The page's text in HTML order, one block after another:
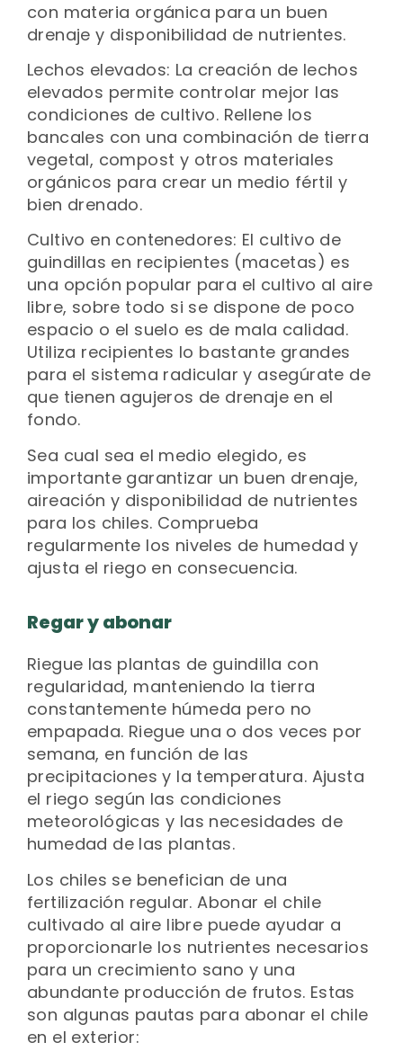
con materia orgánica para un buen
drenaje y disponibilidad de nutrientes.
Lechos elevados: La creación de lechos
elevados permite controlar mejor las
condiciones de cultivo. Rellene los
bancales con una combinación de tierra
vegetal, compost y otros materiales
orgánicos para crear un medio fértil y
bien drenado.
Cultivo en contenedores: El cultivo de
guindillas en recipientes (macetas) es
una opción popular para el cultivo al aire
libre, sobre todo si se dispone de poco
espacio o el suelo es de mala calidad.
Utiliza recipientes lo bastante grandes
para el sistema radicular y asegúrate de
que tienen agujeros de drenaje en el
fondo.
Sea cual sea el medio elegido, es
importante garantizar un buen drenaje,
aireación y disponibilidad de nutrientes
para los chiles. Comprueba
regularmente los niveles de humedad y
ajusta el riego en consecuencia.
Regar y abonar
Riegue las plantas de guindilla con
regularidad, manteniendo la tierra
constantemente húmeda pero no
empapada. Riegue una o dos veces por
semana, en función de las
precipitaciones y la temperatura. Ajusta
el riego según las condiciones
meteorológicas y las necesidades de
humedad de las plantas.
Los chiles se benefician de una
fertilización regular. Abonar el chile
cultivado al aire libre puede ayudar a
proporcionarle los nutrientes necesarios
para un crecimiento sano y una
abundante producción de frutos. Estas
son algunas pautas para abonar el chile
en el exterior: